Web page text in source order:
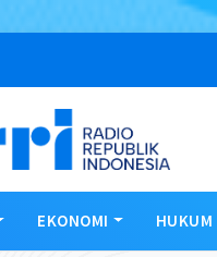
EKONOMI HUKUM